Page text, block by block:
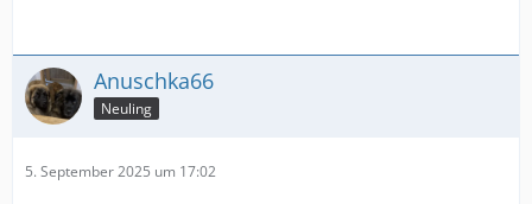
Anuschka66
Neuling
5. September 2025 um 17:02